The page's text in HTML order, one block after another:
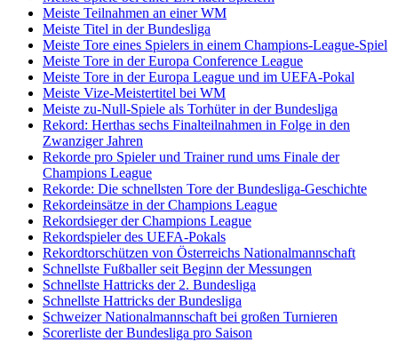
Meiste Teilnahmen an einer WM
Meiste Titel in der Bundesliga
Meiste Tore eines Spielers in einem Champions-League-Spiel
Meiste Tore in der Europa Conference League
Meiste Tore in der Europa League und im UEFA-Pokal
Meiste Vize-Meistertitel bei WM
Meiste zu-Null-Spiele als Torhüter in der Bundesliga
Rekord: Herthas sechs Finalteilnahmen in Folge in den
Zwanziger Jahren
Rekorde pro Spieler und Trainer rund ums Finale der
Champions League
Rekorde: Die schnellsten Tore der Bundesliga-Geschichte
Rekordeinsätze in der Champions League
Rekordsieger der Champions League
Rekordspieler des UEFA-Pokals
Rekordtorschützen von Österreichs Nationalmannschaft
Schnellste Fußballer seit Beginn der Messungen
Schnellste Hattricks der 2. Bundesliga
Schnellste Hattricks der Bundesliga
Schweizer Nationalmannschaft bei großen Turnieren
Scorerliste der Bundesliga pro Saison